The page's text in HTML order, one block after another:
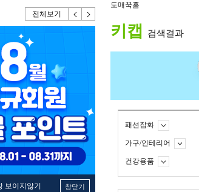
전체보기
보이지않기 창닫기
도매꾹홈
키캡 검색결과
패션잡화
가구/인테리어
건강용품